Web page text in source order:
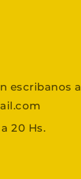
escribanos a
20 Hs.